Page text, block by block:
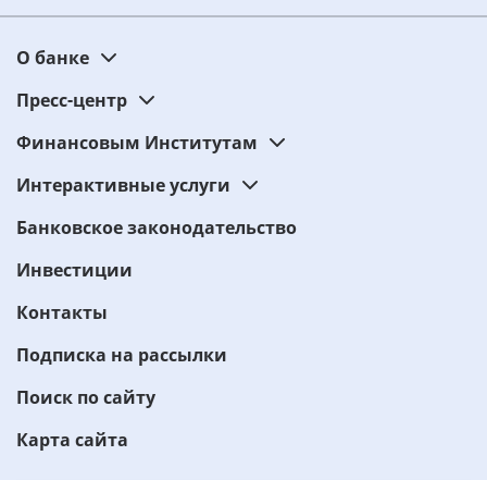
О банке
Пресс-центр
Финансовым Институтам
Интерактивные услуги
Банковское законодательство
Инвестиции
Контакты
Подписка на рассылки
Поиск по сайту
Карта сайта